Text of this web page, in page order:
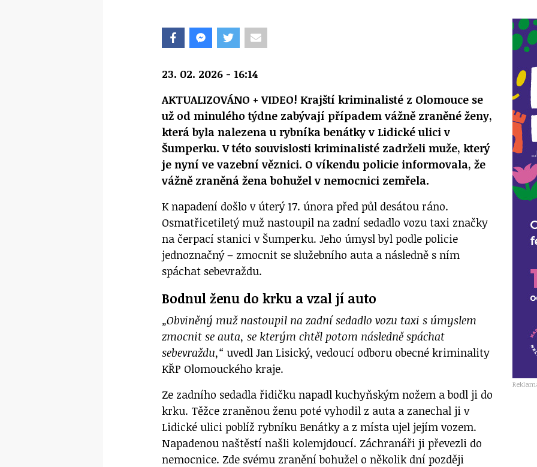
23. 02. 2026 - 16:14
AKTUALIZOVÁNO + VIDEO! Krajští kriminalisté z Olomouce se
už od minulého týdne zabývají případem vážně zraněné ženy,
která byla nalezena u rybníka benátky v Lidické ulici v
Šumperku. V této souvislosti kriminalisté zadrželi muže, který
je nyní ve vazební věznici. O víkendu policie informovala, že
vážně zraněná žena bohužel v nemocnici zemřela.
K napadení došlo v úterý 17. února před půl desátou ráno.
Osmatřicetiletý muž nastoupil na zadní sedadlo vozu taxi značky
na čerpací stanici v Šumperku. Jeho úmysl byl podle policie
jednoznačný – zmocnit se služebního auta a následně s ním
spáchat sebevraždu.
Bodnul ženu do krku a vzal jí auto
„Obviněný muž nastoupil na zadní sedadlo vozu taxi s úmyslem
zmocnit se auta, se kterým chtěl potom následně spáchat
sebevraždu,“ uvedlJan Lisický, vedoucí odboru obecné kriminality
KŘP Olomouckého kraje.
Ze zadního sedadla řidičku napadl kuchyňským nožem a bodl ji do
krku. Těžce zraněnou ženu poté vyhodil z auta a zanechal ji v
Lidické ulici poblíž rybníku Benátky a z místa ujel jejím vozem.
Napadenou naštěstí našli kolemjdoucí. Záchranáři ji převezli do
nemocnice. Zde svému zranění bohužel o několik dní později